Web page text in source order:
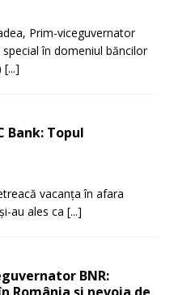
Prim-viceguvernator
în domeniul băncilor
[...]
Bank: Topul
vacanța în afara
au ales ca [...]
BNR: